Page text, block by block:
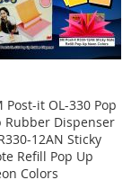
Post-it OL-330 Pop
Rubber Dispenser
12AN Sticky
Refill Pop Up
Colors